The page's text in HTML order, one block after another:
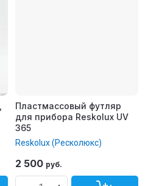
Пластмассовый футляр
для прибора Reskolux UV
365
Reskolux (Ресколюкс)
2 500 руб.